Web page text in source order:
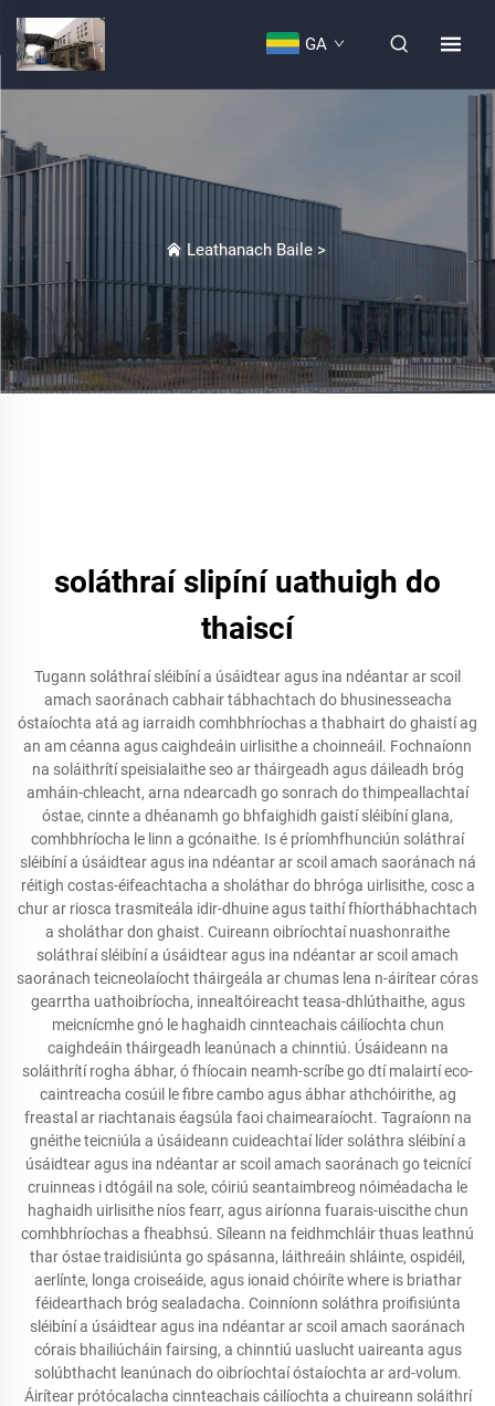
GA
Leathanach Baile>
soláthraí slipíní uathuigh do
thaiscí
Tugann soláthraí sléibíní a úsáidtear agus ina ndéantar ar scoil
amach saoránach cabhair tábhachtach do bhusinesseacha
óstaíochta atá ag iarraidh comhbhríochas a thabhairt do ghaistí ag
an am céanna agus caighdeáin uirlisithe a choinneáil. Fochnaíonn
na soláithrítí speisialaithe seo ar tháirgeadh agus dáileadh bróg
amháin-chleacht, arna ndearcadh go sonrach do thimpeallachtaí
óstae, cinnte a dhéanamh go bhfaighidh gaistí sléibíní glana,
comhbhríocha le linn a gcónaithe. Is é príomhfhunciún soláthraí
sléibíní a úsáidtear agus ina ndéantar ar scoil amach saoránach ná
réitigh costas-éifeachtacha a sholáthar do bhróga uirlisithe, cosc a
chur ar riosca trasmiteála idir-dhuine agus taithí fhíorthábhachtach
a sholáthar don ghaist. Cuireann oibríochtaí nuashonraithe
soláthraí sléibíní a úsáidtear agus ina ndéantar ar scoil amach
saoránach teicneolaíocht tháirgeála ar chumas lena n-áirítear córas
gearrtha uathoibríocha, innealtóireacht teasa-dhlúthaithe, agus
meicnícmhe gnó le haghaidh cinnteachais cáilíochta chun
caighdeáin tháirgeadh leanúnach a chinntiú. Úsáideann na
soláithrítí rogha ábhar, ó fhíocain neamh-scríbe go dtí malairtí eco-
caintreacha cosúil le fibre cambo agus ábhar athchóirithe, ag
freastal ar riachtanais éagsúla faoi chaimearaíocht. Tagraíonn na
gnéithe teicniúla a úsáideann cuideachtaí líder soláthra sléibíní a
úsáidtear agus ina ndéantar ar scoil amach saoránach go teicnící
cruinneas i dtógáil na sole, cóiriú seantaimbreog nóiméadacha le
haghaidh uirlisithe níos fearr, agus airíonna fuarais-uiscithe chun
comhbhríochas a fheabhsú. Síleann na feidhmchláir thuas leathnú
thar óstae traidisiúnta go spásanna, láithreáin shláinte, ospidéil,
aerlínte, longa croiseáide, agus ionaid chóiríte where is briathar
féidearthach bróg sealadacha. Coinníonn soláthra proifisiúnta
sléibíní a úsáidtear agus ina ndéantar ar scoil amach saoránach
córais bhailiúcháin fairsing, a chinntiú uaslucht uaireanta agus
solúbthacht leanúnach do oibríochtaí óstaíochta ar ard-volum.
Áirítear prótócalacha cinnteachais cáilíochta a chuireann soláithrí